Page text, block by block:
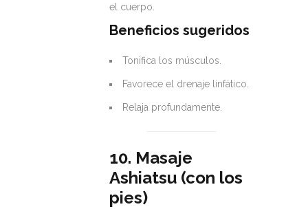
el cuerpo.
Beneficios sugeridos
Tonifica los músculos.
Favorece el drenaje linfático.
Relaja profundamente.
10. Masaje
Ashiatsu (con los
pies)